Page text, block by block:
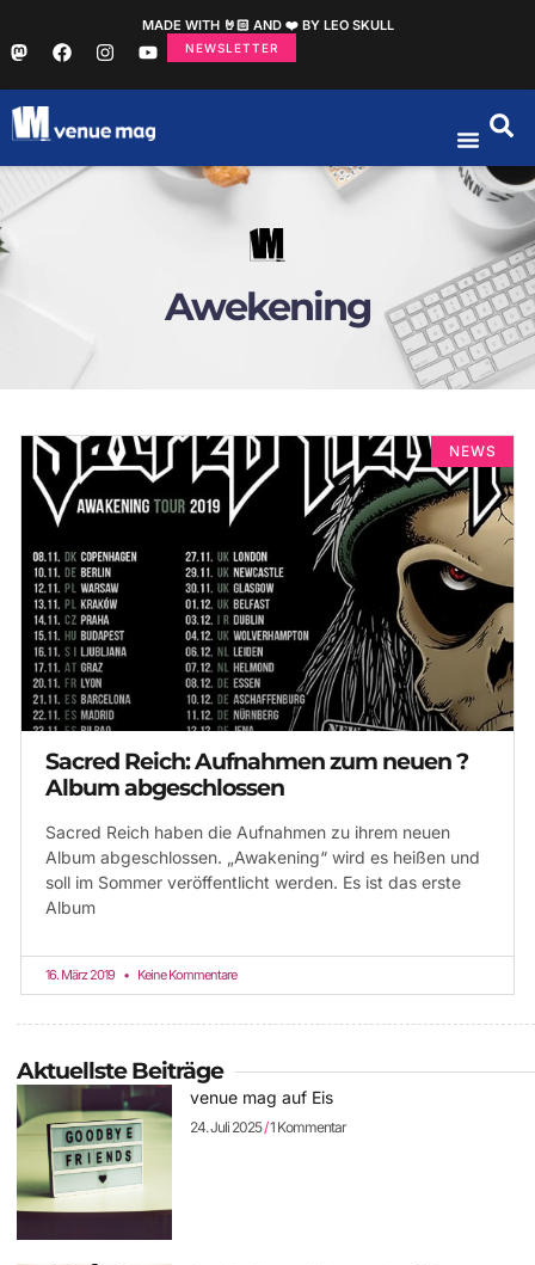
MADE WITH 🤘🏻 AND ❤️ BY LEO SKULL
NEWSLETTER
Awekening
NEWS
Sacred Reich: Aufnahmen zum neuen ?
Album abgeschlossen
Sacred Reich haben die Aufnahmen zu ihrem neuen
Album abgeschlossen. „Awakening“ wird es heißen und
soll im Sommer veröffentlicht werden. Es ist das erste
Album
16. März 2019 Keine Kommentare
Aktuellste Beiträge
venue mag auf Eis
24. Juli 2025 1 Kommentar